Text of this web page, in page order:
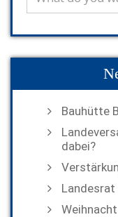
Bauhütte
dabei?
Landesrat